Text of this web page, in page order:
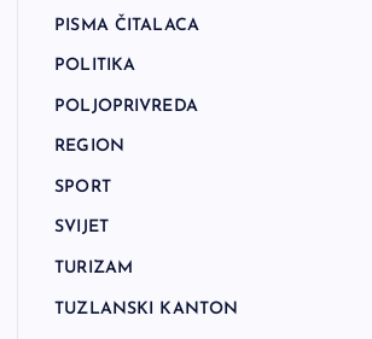
PISMA ČITALACA
POLITIKA
POLJOPRIVREDA
REGION
SPORT
SVIJET
TURIZAM
TUZLANSKI KANTON